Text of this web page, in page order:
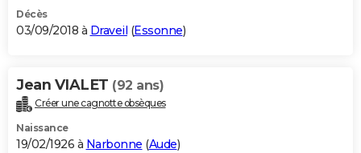
Décès
03/09/2018 à Draveil (Essonne)
Jean VIALET (92 ans)
Créer une cagnotte obsèques
Naissance
19/02/1926 à Narbonne (Aude)